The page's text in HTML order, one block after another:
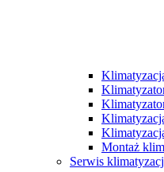
Montaż
Serwis